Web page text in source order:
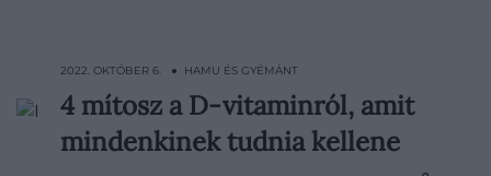
A C-vitamin mellett talán a D-vitaminról
beszélünk a legtöbbet, és kiegészítőként
2022. OKTÓBER 6. ● HAMU ÉS GYÉMÁNT
4 mítosz a D-vitaminról, amit
mindenkinek tudnia kellene